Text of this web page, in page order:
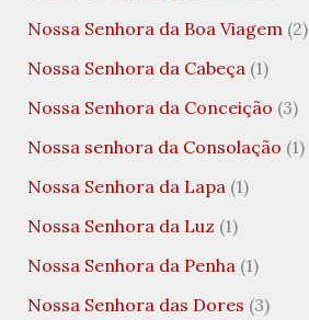
Nossa Senhora da Boa Viagem (2)
Nossa Senhora da Cabeça (1)
Nossa Senhora da Conceição (3)
Nossa senhora da Consolação (1)
Nossa Senhora da Lapa (1)
Nossa Senhora da Luz (1)
Nossa Senhora da Penha (1)
Nossa Senhora das Dores (3)